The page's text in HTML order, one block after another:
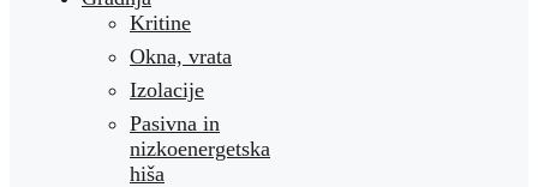
Kritine
Okna, vrata
Izolacije
Pasivna in
nizkoenergetska
hiša